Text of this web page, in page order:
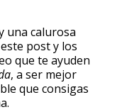
una calurosa
post y los
que te ayuden
, a ser mejor
que consigas